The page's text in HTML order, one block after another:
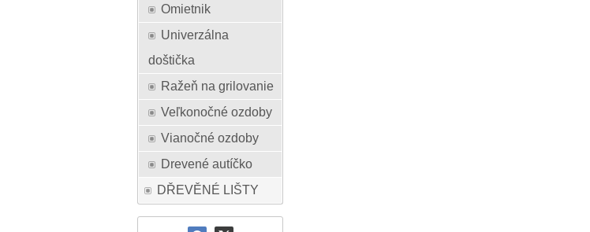
Omietnik
Univerzálna
doštička
Ražeň na grilovanie
Veľkonočné ozdoby
Vianočné ozdoby
Drevené autíčko
DŘEVĚNÉ LIŠTY